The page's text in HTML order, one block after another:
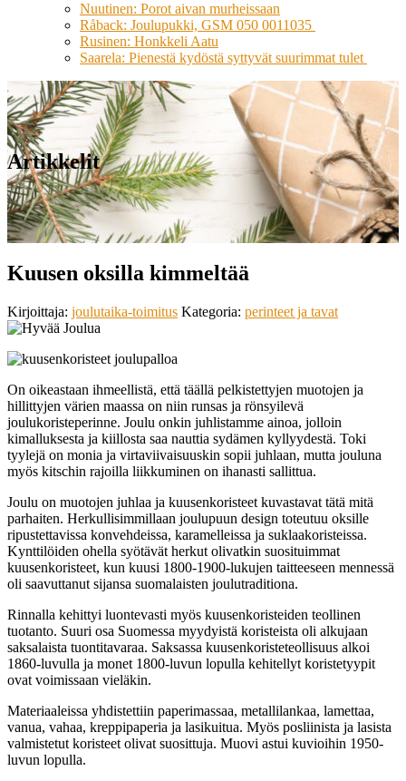
Nuutinen: Porot aivan murheissaan
Råback: Joulupukki, GSM 050 0011035
Rusinen: Honkkeli Aatu
Saarela: Pienestä kydöstä syttyvät suurimmat tulet
Artikkelit
Kuusen oksilla kimmeltää
Kirjoittaja: joulutaika-toimitus Kategoria: perinteet ja tavat
On oikeastaan ihmeellistä, että täällä pelkistettyjen muotojen ja
hillittyjen värien maassa on niin runsas ja rönsyilevä
joulukoristeperinne. Joulu onkin juhlistamme ainoa, jolloin
kimalluksesta ja kiillosta saa nauttia sydämen kyllyydestä. Toki
tyylejä on monia ja virtaviivaisuuskin sopii juhlaan, mutta jouluna
myös kitschin rajoilla liikkuminen on ihanasti sallittua.
Joulu on muotojen juhlaa ja kuusenkoristeet kuvastavat tätä mitä
parhaiten. Herkullisimmillaan joulupuun design toteutuu oksille
ripustettavissa konvehdeissa, karamelleissa ja suklaakoristeissa.
Kynttilöiden ohella syötävät herkut olivatkin suosituimmat
kuusenkoristeet, kun kuusi 1800-1900-lukujen taitteeseen mennessä
oli saavuttanut sijansa suomalaisten joulutraditiona.
Rinnalla kehittyi luontevasti myös kuusenkoristeiden teollinen
tuotanto. Suuri osa Suomessa myydyistä koristeista oli alkujaan
saksalaista tuontitavaraa. Saksassa kuusenkoristeteollisuus alkoi
1860-luvulla ja monet 1800-luvun lopulla kehitellyt koristetyypit
ovat voimissaan vieläkin.
Materiaaleissa yhdistettiin paperimassaa, metallilankaa, lamettaa,
vanua, vahaa, kreppipaperia ja lasikuitua. Myös posliinista ja lasista
valmistetut koristeet olivat suosittuja. Muovi astui kuvioihin 1950-
luvun lopulla.